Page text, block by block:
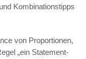
Kombinationstipps
von Proportionen,
„ein Statement-